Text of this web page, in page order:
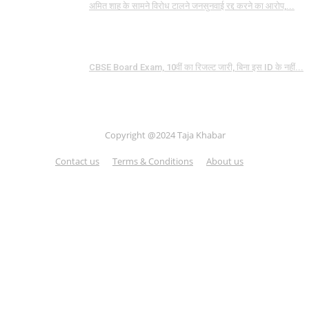
अमित शाह के सामने विरोध टालने जनसुनवाई रद्द करने का आरोप,...
CBSE Board Exam, 10वीं का रिजल्ट जारी, बिना इस ID के नहीं...
Copyright @2024 Taja Khabar
Contact us Terms & Conditions About us